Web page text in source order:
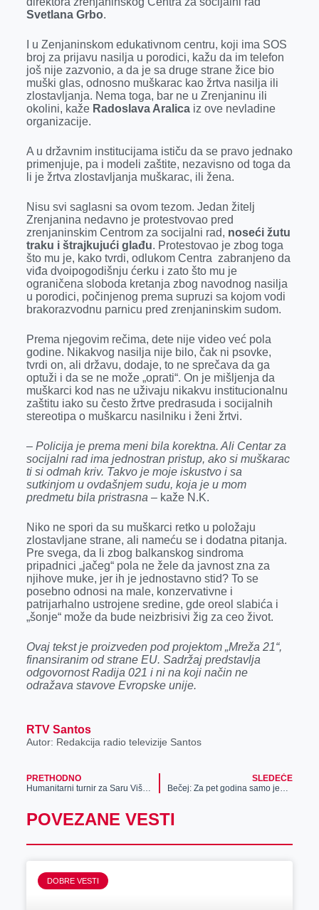
Svetlana Grbo.
I u Zenjaninskom edukativnom centru, koji ima SOS
broj za prijavu nasilja u porodici, kažu da im telefon
još nije zazvonio, a da je sa druge strane žice bio
muški glas, odnosno muškarac kao žrtva nasilja ili
zlostavljanja. Nema toga, bar ne u Zrenjaninu ili
okolini, kaže Radoslava Aralicaiz ove nevladine
organizacije.
A u državnim institucijama ističu da se pravo jednako
primenjuje, pa i modeli zaštite, nezavisno od toga da
li je žrtva zlostavljanja muškarac, ili žena.
Nisu svi saglasni sa ovom tezom. Jedan žitelj
Zrenjanina nedavno je protestvovao pred
zrenjaninskim Centrom za socijalni rad, noseći žutu
traku i štrajkujući glađu. Protestovao je zbog toga
što mu je, kako tvrdi, odlukom Centra zabranjeno da
viđa dvoipogodišnju ćerku i zato što mu je
ograničena sloboda kretanja zbog navodnog nasilja
u porodici, počinjenog prema supruzi sa kojom vodi
brakorazvodnu parnicu pred zrenjaninskim sudom.
Prema njegovim rečima, dete nije video već pola
godine. Nikakvog nasilja nije bilo, čak ni psovke,
tvrdi on, ali državu, dodaje, to ne sprečava da ga
optuži i da se ne može „oprati“. On je mišljenja da
muškarci kod nas ne uživaju nikakvu institucionalnu
zaštitu iako su često žrtve predrasuda i socijalnih
stereotipa o muškarcu nasilniku i ženi žrtvi.
– Policija je prema meni bila korektna. Ali Centar za
socijalni rad ima jednostran pristup, ako si muškarac
ti si odmah kriv. Takvo je moje iskustvo i sa
sutkinjom u ovdašnjem sudu, koja je u mom
predmetu bila pristrasna – kaže N.K.
Niko ne spori da su muškarci retko u položaju
zlostavljane strane, ali nameću se i dodatna pitanja.
Pre svega, da li zbog balkanskog sindroma
pripadnici „jačeg“ pola ne žele da javnost zna za
njihove muke, jer ih je jednostavno stid? To se
posebno odnosi na male, konzervativne i
patrijarhalno ustrojene sredine, gde oreol slabića i
„šonje“ može da bude neizbrisivi žig za ceo život.
Ovaj tekst je proizveden pod projektom „Mreža 21“,
finansiranim od strane EU. Sadržaj predstavlja
odgovornost Radija 021 i ni na koji način ne
odražava stavove Evropske unije.
RTV Santos
Autor: Redakcija radio televizije Santos
PRETHODNO
Humanitarni turnir za Saru Višković održan u Sečnju
SLEDEĆE
Bečej: Za pet godina samo jedan muškarac prijavio da je zlostavljan
POVEZANE VESTI
DOBRE VESTI